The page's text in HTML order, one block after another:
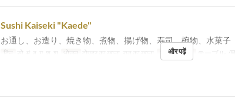
Sushi Kaiseki "Kaede"
お通し、お造り、焼き物、煮物、揚げ物、寿司、椀物、水菓子
दिन सो, मं, बु, गु, शु, श भोजन दोपहर का खाना, रात का खाना सीट की श्रेणी テーブル, 個
और पढ़ें